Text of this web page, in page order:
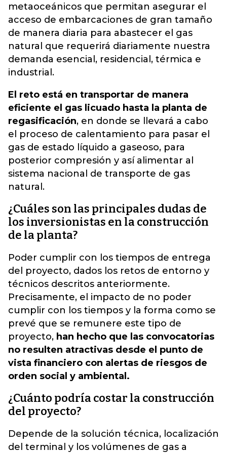
metaoceánicos que permitan asegurar el
acceso de embarcaciones de gran tamaño
de manera diaria para abastecer el gas
natural que requerirá diariamente nuestra
demanda esencial, residencial, térmica e
industrial.
El reto está en transportar de manera
eficiente el gas licuado hasta la planta de
regasificación, en donde se llevará a cabo
el proceso de calentamiento para pasar el
gas de estado líquido a gaseoso, para
posterior compresión y así alimentar al
sistema nacional de transporte de gas
natural.
¿Cuáles son las principales dudas de
los inversionistas en la construcción
de la planta?
Poder cumplir con los tiempos de entrega
del proyecto, dados los retos de entorno y
técnicos descritos anteriormente.
Precisamente, el impacto de no poder
cumplir con los tiempos y la forma como se
prevé que se remunere este tipo de
proyecto, han hecho que las convocatorias
no resulten atractivas desde el punto de
vista financiero con alertas de riesgos de
orden social y ambiental.
¿Cuánto podría costar la construcción
del proyecto?
Depende de la solución técnica, localización
del terminal y los volúmenes de gas a